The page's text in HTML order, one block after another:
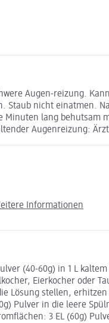
Augen-reizung.
nicht einatmen.
lang
Augenreizung:
Informationen
(40-60g) in 1 L
Eierkocher oder
stellen,
Pulver in die leere
3 EL (60g)